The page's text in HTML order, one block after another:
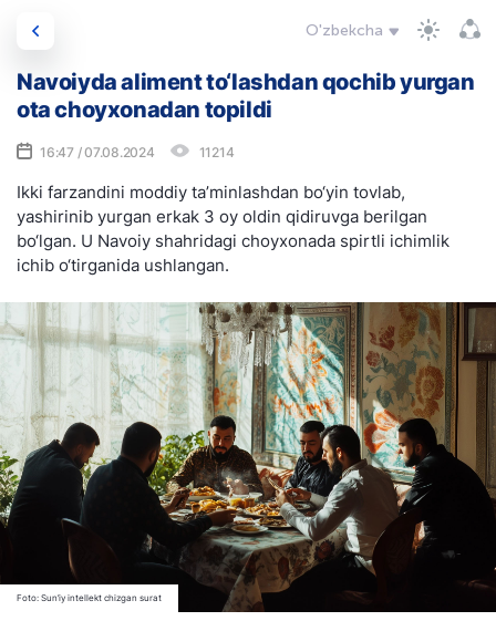
O'zbekcha
Navoiyda aliment to‘lashdan qochib yurgan
ota choyxonadan topildi
16:47 / 07.08.2024 11214
Ikki farzandini moddiy ta’minlashdan bo‘yin tovlab,
yashirinib yurgan erkak 3 oy oldin qidiruvga berilgan
bo‘lgan. U Navoiy shahridagi choyxonada spirtli ichimlik
ichib o‘tirganida ushlangan.
Foto: Sun’iy intellekt chizgan surat